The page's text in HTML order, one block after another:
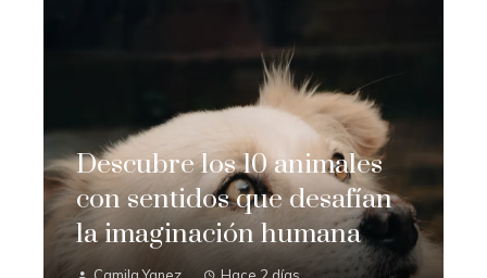
Descubre los 10 animales
con sentidos que desafían
la imaginación humana